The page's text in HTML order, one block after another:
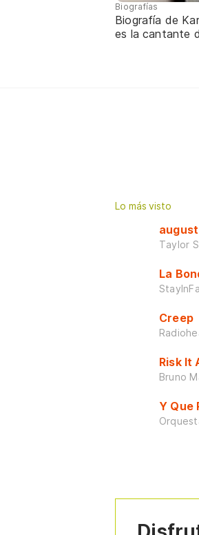
Biografías
Biografía de
es la cantante
Lo más visto
august
Taylor
La
Creep
Risk It
Bruno
Y Que